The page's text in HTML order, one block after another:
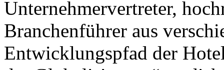
Unternehmervertreter,
Branchenführer aus
Entwicklungspfad der